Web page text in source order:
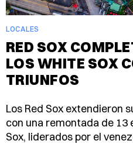
LOCALES
RED SOX
LOS WHITE SOX
TRIUNFOS
Los Red Sox extendieron
con una remontada de
Sox, liderados por el